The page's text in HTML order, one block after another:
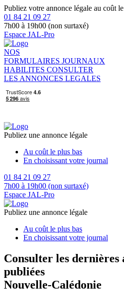
Publiez votre annonce légale au coût
01 84 21 09 27
7h00 à 19h00 (non surtaxé)
Espace JAL-Pro
NOS
FORMULAIRES JOURNAUX
HABILITES CONSULTER
LES ANNONCES LEGALES
Publiez une annonce légale
Au coût le plus bas
En choisissant votre journal
01 84 21 09 27
7h00 à 19h00 (non surtaxé)
Espace JAL-Pro
Publiez une annonce légale
Au coût le plus bas
En choisissant votre journal
Consulter les dernières
publiées
Nouvelle-Calédonie